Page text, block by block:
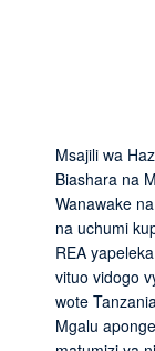
Msajili wa
Biashara na
Wanawake
na uchumi
REA
vituo vidogo
wote
Mgalu